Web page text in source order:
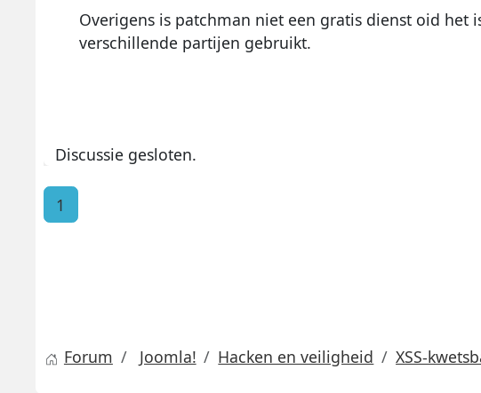
Overigens is patchman niet een gratis dienst oid
verschillende partijen gebruikt.
Discussie gesloten.
1
Forum Joomla! Hacken en veiligheid XSS-